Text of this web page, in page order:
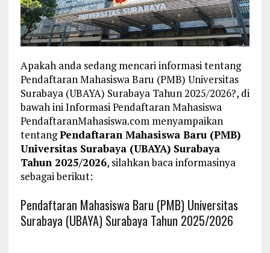
Apakah anda sedang mencari informasi tentang
Pendaftaran Mahasiswa Baru (PMB) Universitas
Surabaya (UBAYA) Surabaya Tahun 2025/2026?, di
bawah ini Informasi Pendaftaran Mahasiswa
PendaftaranMahasiswa.com menyampaikan
tentangPendaftaran Mahasiswa Baru (PMB)
Universitas Surabaya (UBAYA) Surabaya
Tahun 2025/2026, silahkan baca informasinya
sebagai berikut:
Pendaftaran Mahasiswa Baru (PMB) Universitas
Surabaya (UBAYA) Surabaya Tahun 2025/2026